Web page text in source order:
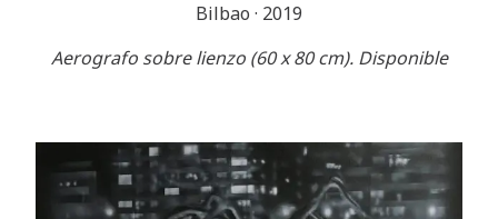
Bilbao · 2019
Aerografo sobre lienzo (60 x 80 cm). Disponible